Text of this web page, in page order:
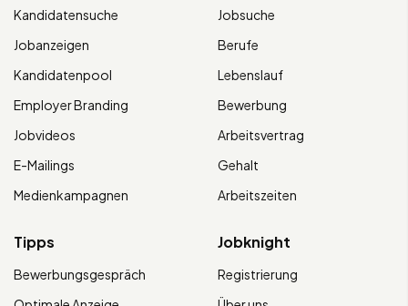
Kandidatensuche
Jobanzeigen
Kandidatenpool
Employer Branding
Jobvideos
E-Mailings
Medienkampagnen
Jobsuche
Berufe
Lebenslauf
Bewerbung
Arbeitsvertrag
Gehalt
Arbeitszeiten
Tipps
Bewerbungsgespräch
Jobknight
Registrierung